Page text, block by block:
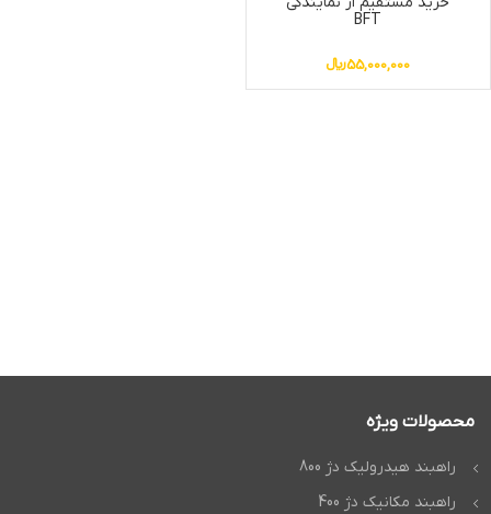
BFT
55,000,000﷼
محصولات ویژه
راهبند هیدرولیک دژ 800
راهبند مکانیک دژ 400